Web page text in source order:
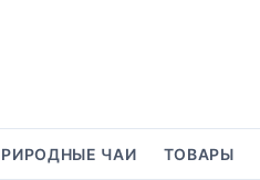
ЧАИ ТОВАРЫ